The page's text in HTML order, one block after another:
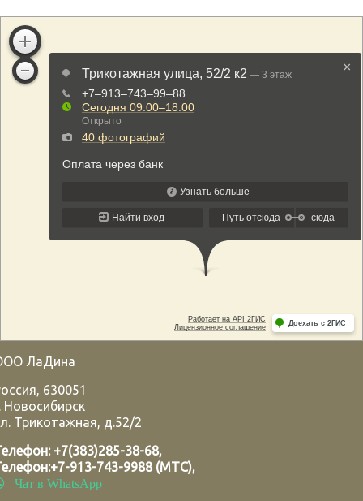
ЛаДина
630051
Новосибирск
Трикотажная, д.52/2
+7(383)285-38-68,
+7-913-743-9988 (МТС),
Чат в WhatsApp